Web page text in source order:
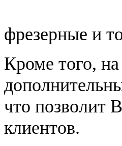
фрезерные и
Кроме того,
что позволит
клиентов.